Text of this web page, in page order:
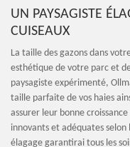
UN PAYSAGISTE
CUISEAUX
La taille des gazons dans
esthétique de votre parc et
paysagiste expérimenté,
taille parfaite de vos haies
assurer leur bonne
innovants et adéquates
élagage garantirai tous les